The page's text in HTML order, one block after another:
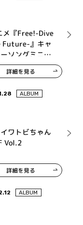
メ『Free!-Dive
』キャ
ソングミニア
Vol.1 Seven to
詳細を見る
ALBUM
ワトビちゃん
Vol.2
詳細を見る
ALBUM